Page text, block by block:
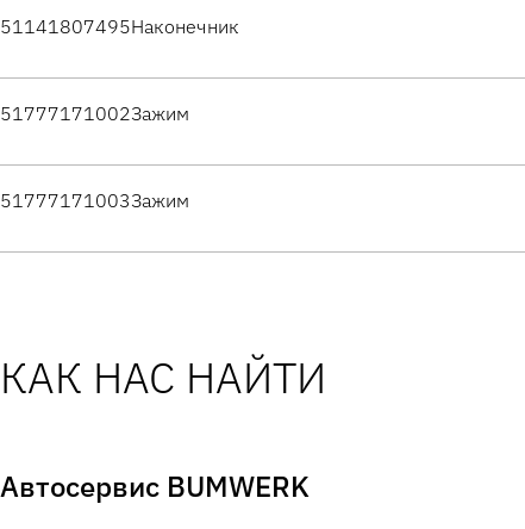
51141807495Наконечник
51777171002Зажим
51777171003Зажим
КАК НАС НАЙТИ
Автосервис BUMWERK